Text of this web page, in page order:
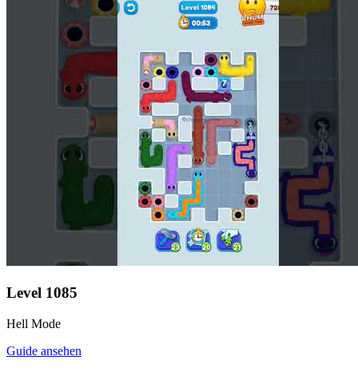
Level 1085
Hell Mode
Guide ansehen